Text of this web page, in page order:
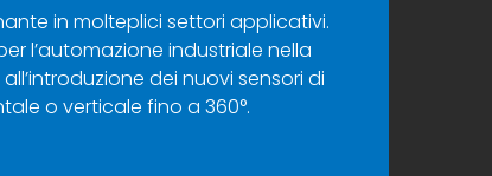
in molteplici settori applicativi.
l’automazione industriale nella
dei nuovi sensori di
o verticale fino a 360°.